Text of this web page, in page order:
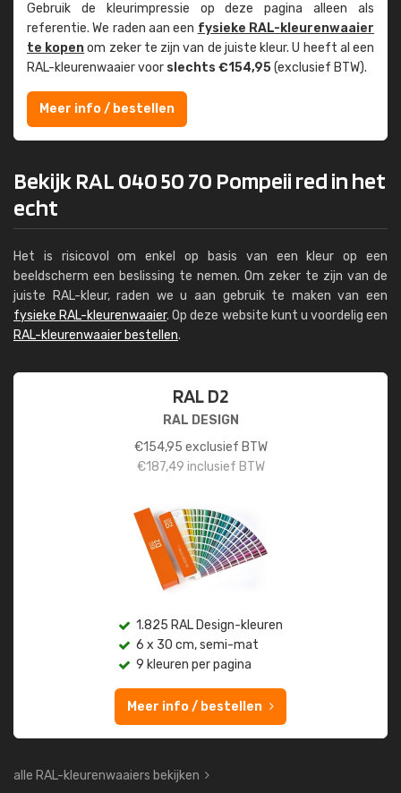
Gebruik de kleur­impressie op deze pagina alleen als
referentie. We raden aan een fysieke RAL-kleuren­waaier
te kopenom zeker te zijn van de juiste kleur. U heeft al een
RAL-kleuren­waaier voor slechts €154,95(exclusief BTW).
Meer info / bestellen
Bekijk RAL 040 50 70 Pompeii red in het
echt
Het is risicovol om enkel op basis van een kleur op een
beeldscherm een beslissing te nemen. Om zeker te zijn van de
juiste RAL-kleur, raden we u aan gebruik te maken van een
fysieke RAL-kleurenwaaier. Op deze website kunt u voordelig een
RAL-kleurenwaaier bestellen.
RAL D2
RAL DESIGN
€154,95 exclusief BTW
€187,49 inclusief BTW
1.825 RAL Design-kleuren
6 x 30 cm, semi-mat
9 kleuren per pagina
Meer info / bestellen
alle RAL-kleurenwaaiers bekijken